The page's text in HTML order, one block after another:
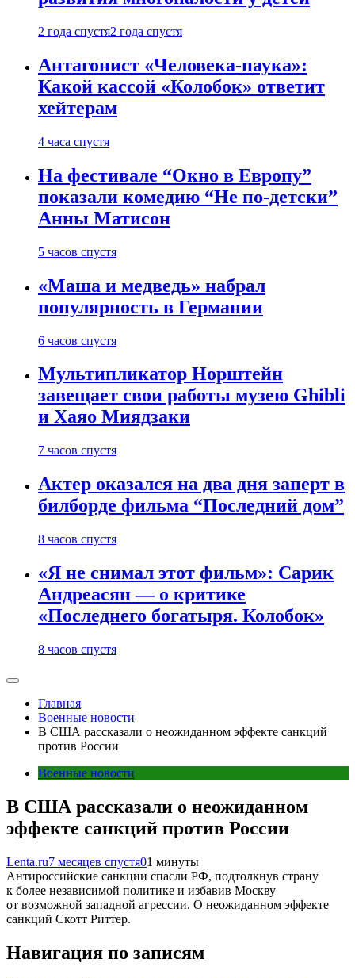
2 года спустя2 года спустя
Антагонист «Человека-паука»:
Какой кассой «Колобок» ответит
хейтерам
4 часа спустя
На фестивале “Окно в Европу”
показали комедию “Не по-детски”
Анны Матисон
5 часов спустя
«Маша и медведь» набрал
популярность в Германии
6 часов спустя
Мультипликатор Норштейн
завещает свои работы музею Ghibli
и Хаяо Миядзаки
7 часов спустя
Актер оказался на два дня заперт в
билборде фильма “Последний дом”
8 часов спустя
«Я не снимал этот фильм»: Сарик
Андреасян — о критике
«Последнего богатыря. Колобок»
8 часов спустя
Главная
Военные новости
В США рассказали о неожиданном эффекте санкций
против России
Военные новости
В США рассказали о неожиданном
эффекте санкций против России
Lenta.ru7 месяцев спустя01 минуты
Антироссийские санкции спасли РФ, подтолкнув страну
к более независимой политике и избавив Москву
от возможной западной агрессии. О неожиданном эффекте
санкций Скотт Риттер.
Навигация по записям